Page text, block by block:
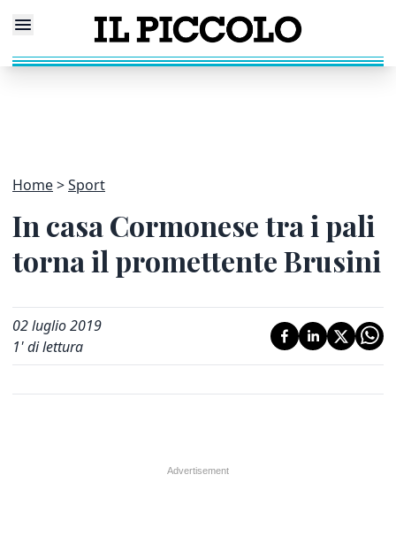
Home Sport
In casa Cormonese tra i pali
torna il promettente Brusini
02 luglio 2019
1' di lettura